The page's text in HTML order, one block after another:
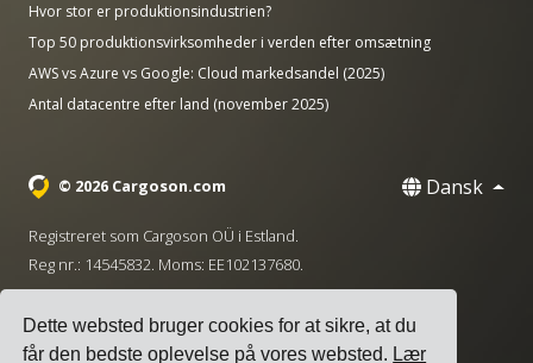
Dette websted bruger cookies for at sikre, at du
får den bedste oplevelse på vores websted. Lær
Hvor stor er produktionsindustrien?
Top 50 produktionsvirksomheder i verden efter omsætning
AWS vs Azure vs Google: Cloud markedsandel (2025)
Antal datacentre efter land (november 2025)
© 2026 Cargoson.com Dansk
Registreret som Cargoson OÜ i Estland.
Reg nr.: 14545832. Moms: EE102137680.
+372 5555 0028 · hello@cargoson.com